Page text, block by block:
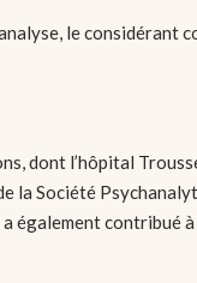
le considérant
dont l’hôpital
la Société
également contribué